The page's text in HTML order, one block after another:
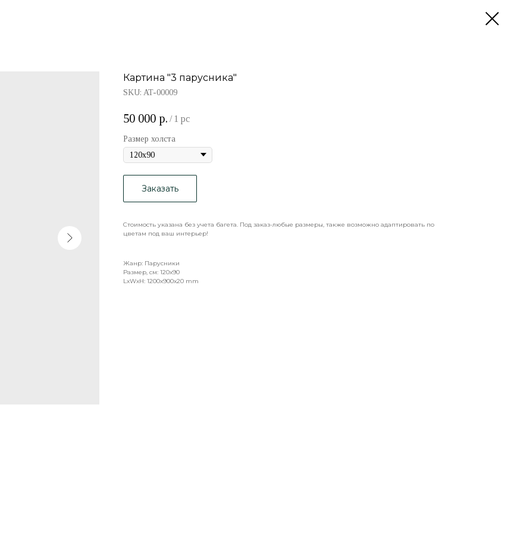
Картина "3 парусника"
SKU: AT-00009
50 000 р. / 1 pc
Размер холста
Заказать
Стоимость указана без учета багета. Под заказ-любые размеры, также возможно адаптировать по
цветам под ваш интерьер!
Жанр: Парусники
Размер, см: 120x90
LxWxH: 1200x900x20 mm